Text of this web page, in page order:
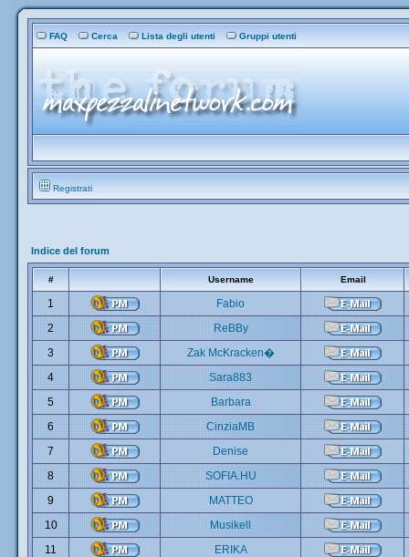
FAQ Cerca Lista degli utenti Gruppi utenti
Registrati
Indice del forum
# Username Email
1
Fabio
2
ReBBy
3
Zak McKracken�
4
Sara883
5
Barbara
6
CinziaMB
7
Denise
8
SOFIA.HU
9
MATTEO
10
Musikell
11
ERIKA